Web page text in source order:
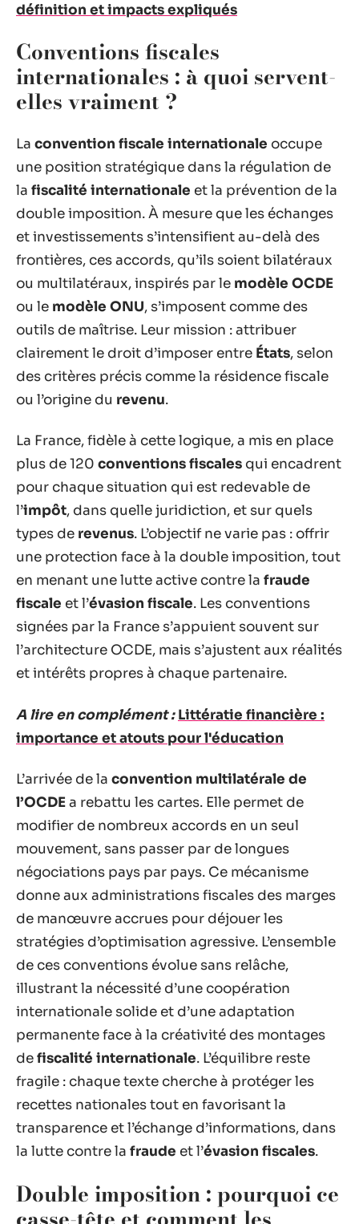
définition et impacts expliqués
Conventions fiscales
internationales : à quoi servent-
elles vraiment ?
La convention fiscale internationale occupe
une position stratégique dans la régulation de
la fiscalité internationale et la prévention de la
double imposition. À mesure que les échanges
et investissements s’intensifient au-delà des
frontières, ces accords, qu’ils soient bilatéraux
ou multilatéraux, inspirés par le modèle OCDE
ou le modèle ONU, s’imposent comme des
outils de maîtrise. Leur mission : attribuer
clairement le droit d’imposer entre États, selon
des critères précis comme la résidence fiscale
ou l’origine du revenu.
La France, fidèle à cette logique, a mis en place
plus de 120 conventions fiscales qui encadrent
pour chaque situation qui est redevable de
l’impôt, dans quelle juridiction, et sur quels
types de revenus. L’objectif ne varie pas : offrir
une protection face à la double imposition, tout
en menant une lutte active contre la fraude
fiscale et l’évasion fiscale. Les conventions
signées par la France s’appuient souvent sur
l’architecture OCDE, mais s’ajustent aux réalités
et intérêts propres à chaque partenaire.
A lire en complément : Littératie financière :
importance et atouts pour l'éducation
L’arrivée de la convention multilatérale de
l’OCDEa rebattu les cartes. Elle permet de
modifier de nombreux accords en un seul
mouvement, sans passer par de longues
négociations pays par pays. Ce mécanisme
donne aux administrations fiscales des marges
de manœuvre accrues pour déjouer les
stratégies d’optimisation agressive. L’ensemble
de ces conventions évolue sans relâche,
illustrant la nécessité d’une coopération
internationale solide et d’une adaptation
permanente face à la créativité des montages
defiscalité internationale. L’équilibre reste
fragile : chaque texte cherche à protéger les
recettes nationales tout en favorisant la
transparence et l’échange d’informations, dans
la lutte contre la fraude et l’évasion fiscales.
Double imposition : pourquoi ce